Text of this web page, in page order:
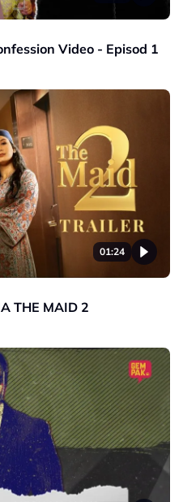
Video - Episod 1
01:24
THE MAID 2